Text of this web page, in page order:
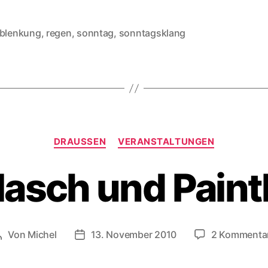
, regen, sonntag, sonntagsklang
Kategorien
DRAUSSEN VERANSTALTUNGEN
und
Von Michel Veröffentlichungsdatum
13. November 2010 2